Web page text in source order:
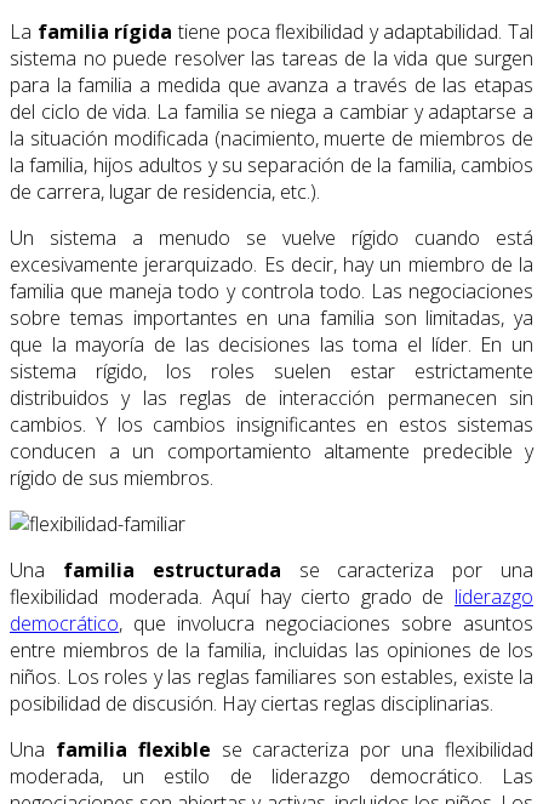
La familia rígida tiene poca flexibilidad y adaptabilidad. Tal
sistema no puede resolver las tareas de la vida que surgen
para la familia a medida que avanza a través de las etapas
del ciclo de vida. La familia se niega a cambiar y adaptarse a
la situación modificada (nacimiento, muerte de miembros de
la familia, hijos adultos y su separación de la familia, cambios
de carrera, lugar de residencia, etc.).
Un sistema a menudo se vuelve rígido cuando está
excesivamente jerarquizado. Es decir, hay un miembro de la
familia que maneja todo y controla todo. Las negociaciones
sobre temas importantes en una familia son limitadas, ya
que la mayoría de las decisiones las toma el líder. En un
sistema rígido, los roles suelen estar estrictamente
distribuidos y las reglas de interacción permanecen sin
cambios. Y los cambios insignificantes en estos sistemas
conducen a un comportamiento altamente predecible y
rígido de sus miembros.
Una familia estructurada se caracteriza por una
flexibilidad moderada. Aquí hay cierto grado de liderazgo
democrático, que involucra negociaciones sobre asuntos
entre miembros de la familia, incluidas las opiniones de los
niños. Los roles y las reglas familiares son estables, existe la
posibilidad de discusión. Hay ciertas reglas disciplinarias.
Una familia flexible se caracteriza por una flexibilidad
moderada, un estilo de liderazgo democrático. Las